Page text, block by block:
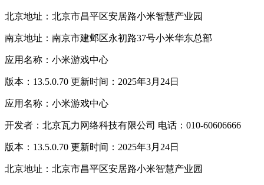
北京地址：北京市昌平区安居路小米智慧产业园
南京地址：南京市建邺区永初路37号小米华东总部
应用名称：小米游戏中心
版本：13.5.0.70 更新时间：2025年3月24日
应用名称：小米游戏中心
开发者：北京瓦力网络科技有限公司 电话：010-60606666
版本：13.5.0.70 更新时间：2025年3月24日
北京地址：北京市昌平区安居路小米智慧产业园